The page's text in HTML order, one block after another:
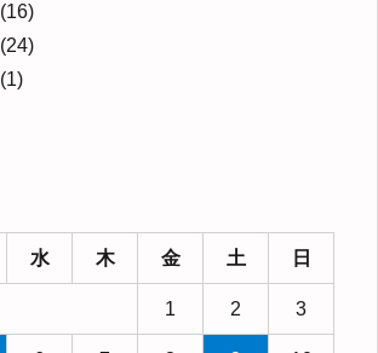
(16)
(24)
(1)
水 木 金 土 日
1 2 3